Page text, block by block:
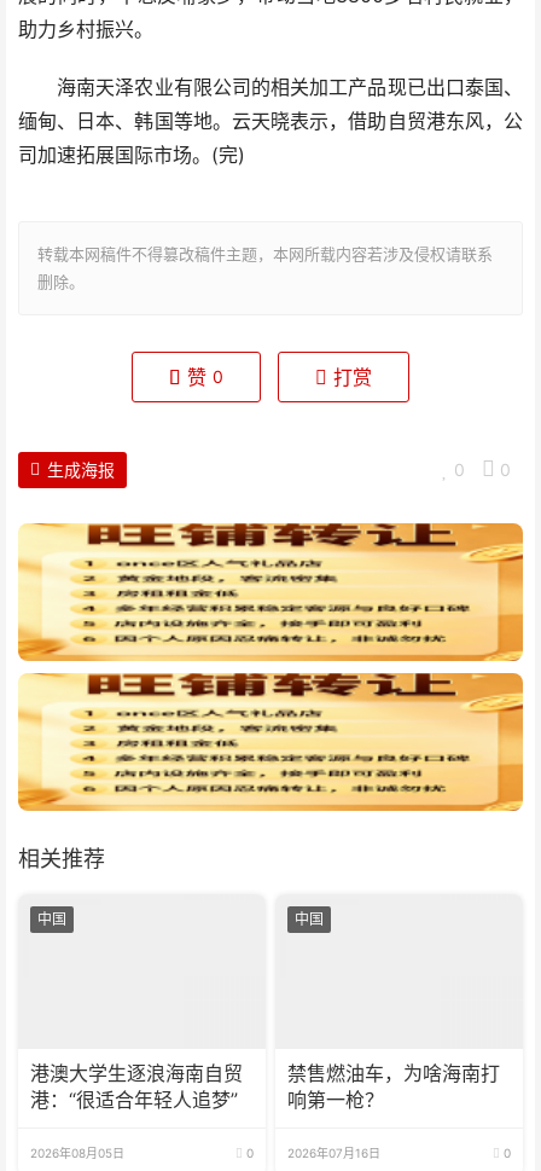
助力乡村振兴。
海南天泽农业有限公司的相关加工产品现已出口泰国、
缅甸、日本、韩国等地。云天晓表示，借助自贸港东风，公
司加速拓展国际市场。(完)
转载本网稿件不得篡改稿件主题，本网所载内容若涉及侵权请联系
删除。
赞 0 打赏
0 0
生成海报
相关推荐
中国
港澳大学生逐浪海南自贸
港：“很适合年轻人追梦”
2026年08月05日 0
中国
禁售燃油车，为啥海南打
响第一枪？
2026年07月16日 0